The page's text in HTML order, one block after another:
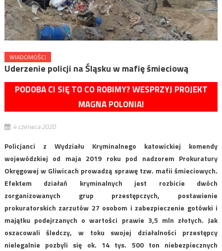
WIADOMOŚCI
Uderzenie policji na Śląsku w mafię śmieciową
PODOBA CI SIĘ TO CO ROBIMY? WESPRZYJ PROJEKT
MAGNA POLONIA!
4 czerwca 2020
Policjanci z Wydziału Kryminalnego katowickiej komendy
wojewódzkiej od maja 2019 roku pod nadzorem Prokuratury
Okręgowej w Gliwicach prowadzą sprawę tzw. mafii śmieciowych.
Efektem działań kryminalnych jest rozbicie dwóch
zorganizowanych grup przestępczych, postawienie
prokuratorskich zarzutów 27 osobom i zabezpieczenie gotówki i
majątku podejrzanych o wartości prawie 3,5 mln złotych. Jak
oszacowali śledczy, w toku swojej działalności przestępcy
nielegalnie pozbyli się ok. 14 tys. 500 ton niebezpiecznych